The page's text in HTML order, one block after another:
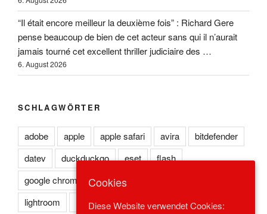
“Il était encore meilleur la deuxième fois” : Richard Gere
pense beaucoup de bien de cet acteur sans qui il n’aurait
jamais tourné cet excellent thriller judiciaire des …
6. August 2026
SCHLAGWÖRTER
adobe apple apple safari avira
bitdefender
datev
duckduckgo eset
flash
google chrome
kaspersky
lightroom
microsoft edge microsoft ie
Cookies
Diese Website verwendet Cookies: